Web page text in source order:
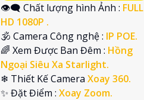
👁️‍🗨 Chất lượng hình Ảnh : FULL
HD 1080P .
🕉️ Camera Công nghệ : IP POE.
🌈 Xem Được Ban Đêm : Hồng
Ngoại Siêu Xa Starlight.
❄ Thiết Kế CameraXoay 360.
️✨ Đặt Điểm :Xoay Zoom.